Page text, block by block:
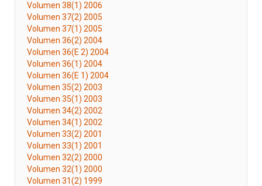
Volumen 38(1) 2006
Volumen 37(2) 2005
Volumen 37(1) 2005
Volumen 36(2) 2004
Volumen 36(E 2) 2004
Volumen 36(1) 2004
Volumen 36(E 1) 2004
Volumen 35(2) 2003
Volumen 35(1) 2003
Volumen 34(2) 2002
Volumen 34(1) 2002
Volumen 33(2) 2001
Volumen 33(1) 2001
Volumen 32(2) 2000
Volumen 32(1) 2000
Volumen 31(2) 1999